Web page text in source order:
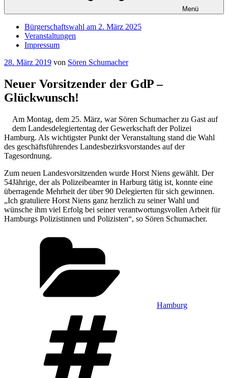
Menü
Bürgerschaftswahl am 2. März 2025
Veranstaltungen
Impressum
Veröffentlicht
28. März 2019 von Sören Schumacher
Neuer Vorsitzender der GdP –
Glückwunsch!
Am Montag, dem 25. März, war Sören Schumacher zu Gast auf
dem Landesdelegiertentag der Gewerkschaft der Polizei
Hamburg. Als wichtigster Punkt der Veranstaltung stand die Wahl
des geschäftsführendes Landesbezirksvorstandes auf der
Tagesordnung.
Zum neuen Landesvorsitzenden wurde Horst Niens gewählt. Der
54Jährige, der als Polizeibeamter in Harburg tätig ist, konnte eine
überragende Mehrheit der über 90 Delegierten für sich gewinnen.
„Ich gratuliere Horst Niens ganz herzlich zu seiner Wahl und
wünsche ihm viel Erfolg bei seiner verantwortungsvollen Arbeit für
Hamburgs Polizistinnen und Polizisten“, so Sören Schumacher.
Hamburg